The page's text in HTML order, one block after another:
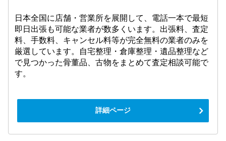
日本全国に店舗・営業所を展開して、電話一本で最短
即日出張も可能な業者が数多くいます。出張料、査定
料、手数料、キャンセル料等が完全無料の業者のみを
厳選しています。自宅整理・倉庫整理・遺品整理など
で見つかった骨董品、古物をまとめて査定相談可能で
す。
詳細ページ